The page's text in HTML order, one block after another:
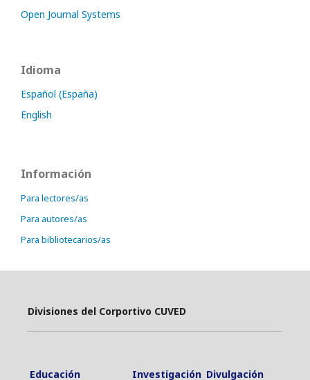
Open Journal Systems
Idioma
Español (España)
English
Información
Para lectores/as
Para autores/as
Para bibliotecarios/as
Divisiones del Corportivo CUVED
Educación Investigación Divulgación